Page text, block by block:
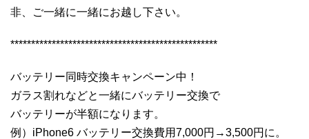
非、ご一緒に一緒にお越し下さい。
**************************************************
バッテリー同時交換キャンペーン中！
ガラス割れなどと一緒にバッテリー交換で
バッテリーが半額になります。
例）iPhone6 バッテリー交換費用7,000円→3,500円に。